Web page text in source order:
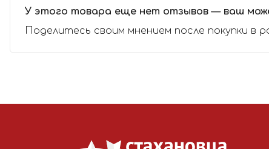
У этого товара еще нет отзывов — ваш
Поделитесь своим мнением после покупки в